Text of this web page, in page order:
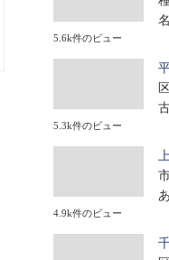
5.6k件のビュー
5.3k件のビュー
4.9k件のビュー